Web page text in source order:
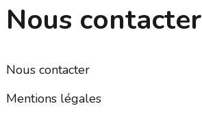
Nous contacter
Nous contacter
Mentions légales